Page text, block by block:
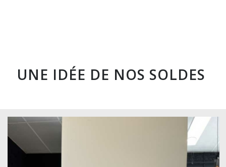
UNE IDÉE DE NOS SOLDES